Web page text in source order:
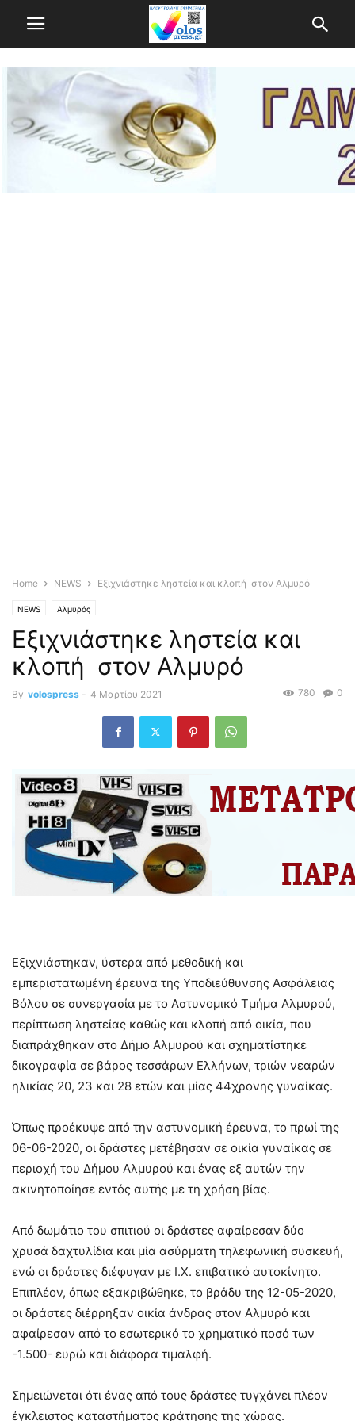
Home NEWS Εξιχνιάστηκε ληστεία και κλοπή στον Αλμυρό
NEWS Αλμυρός
Εξιχνιάστηκε ληστεία και
κλοπή στον Αλμυρό
By volospress - 4 Μαρτίου 2021 0
780
Εξιχνιάστηκαν, ύστερα από μεθοδική και
εμπεριστατωμένη έρευνα της Υποδιεύθυνσης Ασφάλειας
Βόλου σε συνεργασία με το Αστυνομικό Τμήμα Αλμυρού,
περίπτωση ληστείας καθώς και κλοπή από οικία, που
διαπράχθηκαν στο Δήμο Αλμυρού και σχηματίστηκε
δικογραφία σε βάρος τεσσάρων Ελλήνων, τριών νεαρών
ηλικίας 20, 23 και 28 ετών και μίας 44χρονης γυναίκας.
Όπως προέκυψε από την αστυνομική έρευνα, το πρωί της
06-06-2020, οι δράστες μετέβησαν σε οικία γυναίκας σε
περιοχή του Δήμου Αλμυρού και ένας εξ αυτών την
ακινητοποίησε εντός αυτής με τη χρήση βίας.
Από δωμάτιο του σπιτιού οι δράστες αφαίρεσαν δύο
χρυσά δαχτυλίδια και μία ασύρματη τηλεφωνική συσκευή,
ενώ οι δράστες διέφυγαν με Ι.Χ. επιβατικό αυτοκίνητο.
Επιπλέον, όπως εξακριβώθηκε, το βράδυ της 12-05-2020,
οι δράστες διέρρηξαν οικία άνδρας στον Αλμυρό και
αφαίρεσαν από το εσωτερικό το χρηματικό ποσό των
-1.500- ευρώ και διάφορα τιμαλφή.
Σημειώνεται ότι ένας από τους δράστες τυγχάνει πλέον
έγκλειστος καταστήματος κράτησης της χώρας.